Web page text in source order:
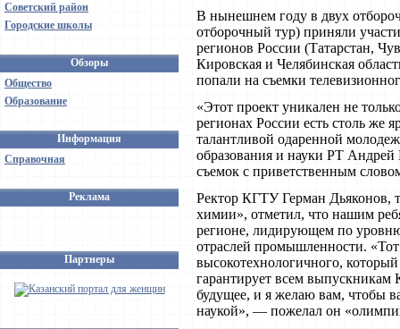
Советский район
Городские школы
Обзоры
Общество
Образование
Информация
Справочная
Реклама
Партнеры
В нынешнем году в двух
отборочный тур) приняли
регионов России (Татарстан,
Кировская и Челябинская
попали на съемки
«Этот проект уникален не
регионах России есть столь же
талантливой одаренной
образования и науки РТ
съемок с приветственным
Ректор КГТУ Герман Дьяконов,
химии», отметил, что нашим
регионе, лидирующем по
отраслей промышленности.
высокотехнологичного,
гарантирует всем
будущее, и я желаю вам, чтобы
наукой», — пожелал он